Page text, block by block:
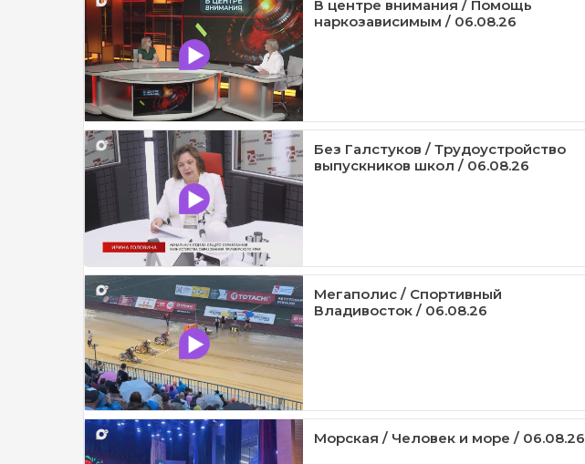
В центре внимания / Помощь
наркозависимым / 06.08.26
Без Галстуков / Трудоустройство
выпускников школ / 06.08.26
Мегаполис / Спортивный
Владивосток / 06.08.26
Морская / Человек и море / 06.08.26